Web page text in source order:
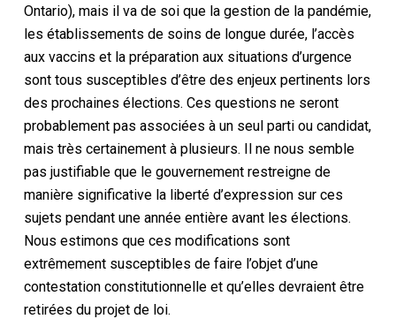
Ontario), mais il va de soi que la gestion de la pandémie,
les établissements de soins de longue durée, l’accès
aux vaccins et la préparation aux situations d’urgence
sont tous susceptibles d’être des enjeux pertinents lors
des prochaines élections. Ces questions ne seront
probablement pas associées à un seul parti ou candidat,
mais très certainement à plusieurs. Il ne nous semble
pas justifiable que le gouvernement restreigne de
manière significative la liberté d’expression sur ces
sujets pendant une année entière avant les élections.
Nous estimons que ces modifications sont
extrêmement susceptibles de faire l’objet d’une
contestation constitutionnelle et qu’elles devraient être
retirées du projet de loi.